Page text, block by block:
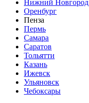
Нижний Новгород
Оренбург
Пенза
Пермь
Самара
Саратов
Тольятти
Казань
Ижевск
Ульяновск
Чебоксары